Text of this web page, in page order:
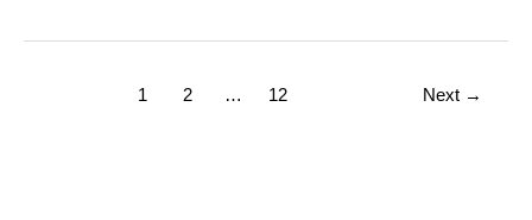
1 2 … 12 Next →